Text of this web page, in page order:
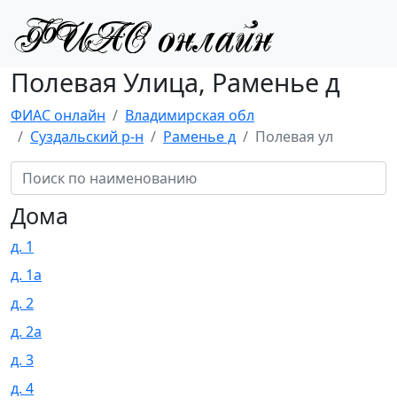
Полевая Улица, Раменье д
ФИАС онлайн
Владимирская обл
Суздальский р-н
Раменье д Полевая ул
Дома
д. 1
д. 1а
д. 2
д. 2а
д. 3
д. 4